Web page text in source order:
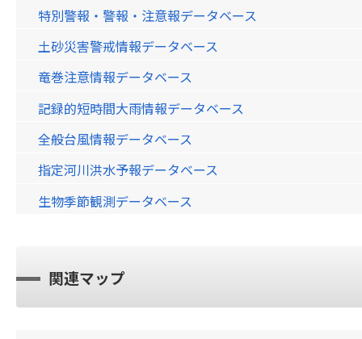
特別警報・警報・注意報データベース
土砂災害警戒情報データベース
竜巻注意情報データベース
記録的短時間大雨情報データベース
全般台風情報データベース
指定河川洪水予報データベース
生物季節観測データベース
関連マップ